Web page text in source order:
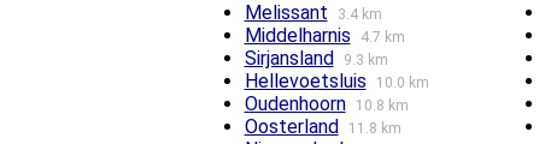
Melissant
3.4 km
Middelharnis 4.7 km
Sirjansland 9.3 km
Hellevoetsluis 10.0 km
Oudenhoorn 10.8 km
Oosterland 11.8 km